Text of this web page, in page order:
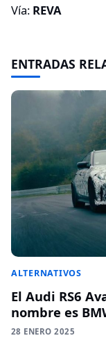
Vía: REVA
ENTRADAS
ALTERNATIVOS
El Audi RS6
nombre es
28 ENERO 2025